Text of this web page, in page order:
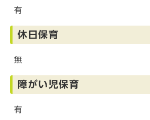
有
休日保育
無
障がい児保育
有